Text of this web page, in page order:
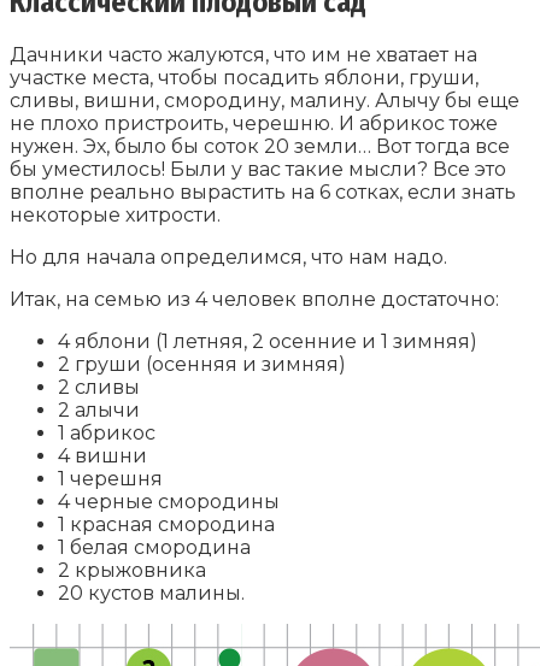
Дачники часто жалуются, что им не хватает на
участке места, чтобы посадить яблони, груши,
сливы, вишни, смородину, малину. Алычу бы еще
не плохо пристроить, черешню. И абрикос тоже
нужен. Эх, было бы соток 20 земли… Вот тогда все
бы уместилось! Были у вас такие мысли? Все это
вполне реально вырастить на 6 сотках, если знать
некоторые хитрости.
Но для начала определимся, что нам надо.
Итак, на семью из 4 человек вполне достаточно:
4 яблони (1 летняя, 2 осенние и 1 зимняя)
2 груши (осенняя и зимняя)
2 сливы
2 алычи
1 абрикос
4 вишни
1 черешня
4 черные смородины
1 красная смородина
1 белая смородина
2 крыжовника
20 кустов малины.